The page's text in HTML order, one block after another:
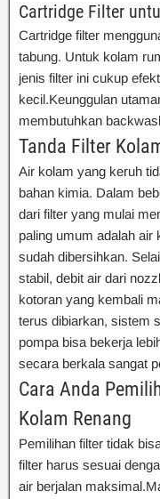
Cartridge Filter
Cartridge filter
tabung. Untuk kolam
jenis filter ini cukup
kecil.Keunggulan
membutuhkan
Tanda Filter
Air kolam yang keruh
bahan kimia. Dalam
dari filter yang mulai
paling umum adalah
sudah dibersihkan.
stabil, debit air dari
kotoran yang kembali
terus dibiarkan, sistem
pompa bisa bekerja
secara berkala sangat
Cara Anda
Kolam Renang
Pemilihan filter tidak
filter harus sesuai
air berjalan